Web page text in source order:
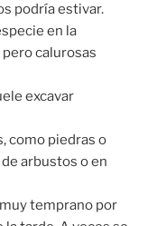
podría estivar.
en la
calurosas
excavar
como piedras o
arbustos o en
temprano por